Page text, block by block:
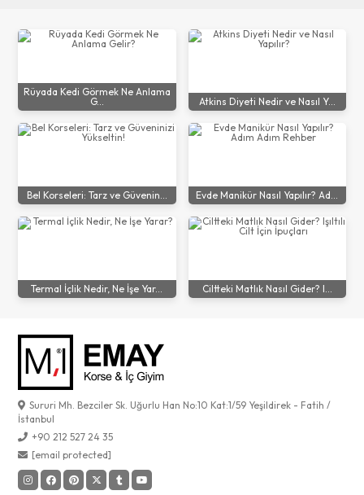
Rüyada Kedi Görmek Ne Anlama
G...
Atkins Diyeti Nedir ve Nasıl Y...
Bel Korseleri: Tarz ve Güvenin... Evde Manikür Nasıl Yapılır? Ad...
Termal İçlik Nedir, Ne İşe Yar... Ciltteki Matlık Nasıl Gider? I...
Sururi Mh. Bezciler Sk. Uğurlu Han No:10 Kat:1/59 Yeşildirek - Fatih /
İstanbul
+90 212 527 24 35
[email protected]